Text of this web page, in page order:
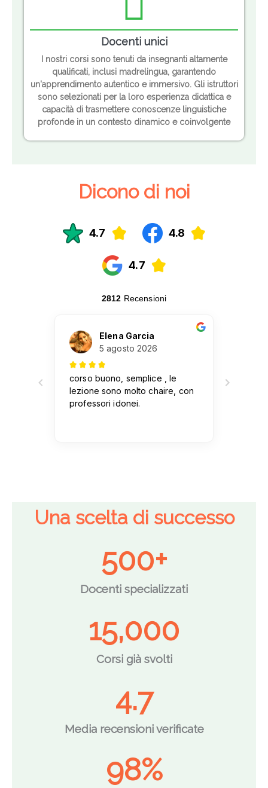
Docenti unici
I nostri corsi sono tenuti da insegnanti altamente
qualificati, inclusi madrelingua, garantendo
un'apprendimento autentico e immersivo. Gli istruttori
sono selezionati per la loro esperienza didattica e
capacità di trasmettere conoscenze linguistiche
profonde in un contesto dinamico e coinvolgente
Dicono di noi
Una scelta di successo
Docenti specializzati
500+
Corsi già svolti
15,000
Media recensioni verificate
4.7
98%